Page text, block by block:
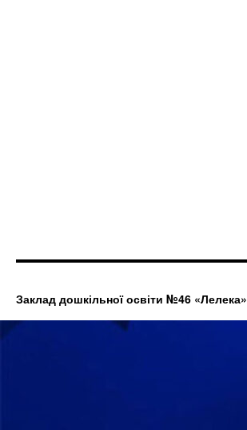
Заклад дошкільної освіти №46 «Лелека»